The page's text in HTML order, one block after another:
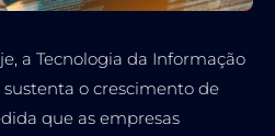
a Tecnologia da Informação
o crescimento de
que as empresas